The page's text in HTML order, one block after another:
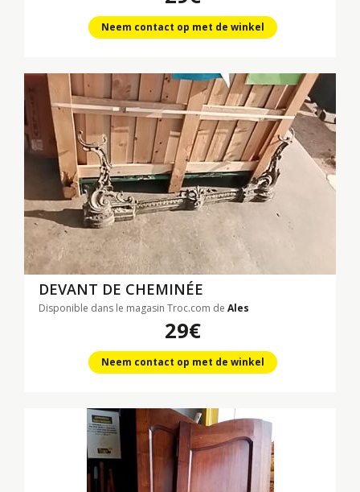
Neem contact op met de winkel
DEVANT DE CHEMINÉE
Disponible dans le magasin Troc.com de Ales
29€
Neem contact op met de winkel